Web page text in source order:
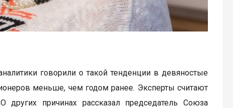
говорили о такой тенденции в девяностые
меньше, чем годом ранее. Эксперты считают
других причинах рассказал председатель Союза